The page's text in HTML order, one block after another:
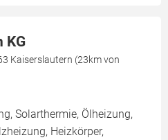
KG
Kaiserslautern (23km von
Solarthermie, Ölheizung,
Heizkörper,